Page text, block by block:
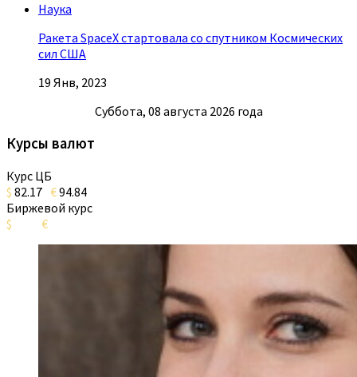
Наука
Ракета SpaceX стартовала со спутником Космических
сил США
19 Янв, 2023
Суббота, 08 августа 2026 года
Курсы валют
Курс ЦБ
$ 82.17 €94.84
Биржевой курс
$
€